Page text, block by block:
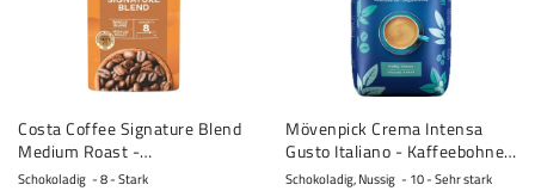
Costa Coffee Signature Blend
Medium Roast -
Kaffeebohnen - 1 Kilo
Schokoladig 8 - Stark
Mövenpick Crema Intensa
Gusto Italiano - Kaffeebohnen
- 1 Kilo
Schokoladig, Nussig 10 - Sehr stark